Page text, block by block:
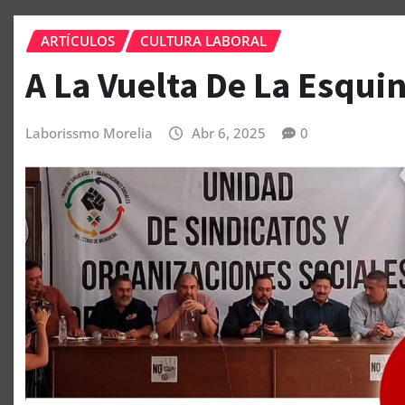
ARTÍCULOS CULTURA LABORAL
A La Vuelta De La
Laborissmo Morelia Abr 6, 2025 0